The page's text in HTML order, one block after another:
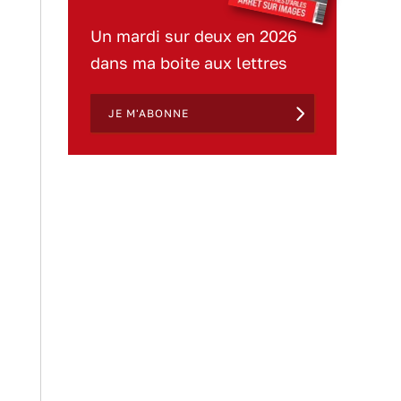
Un mardi sur deux en 2026
dans ma boite aux lettres
JE M'ABONNE